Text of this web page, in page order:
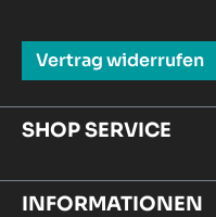
Vertrag widerrufen
SHOP SERVICE
INFORMATIONEN